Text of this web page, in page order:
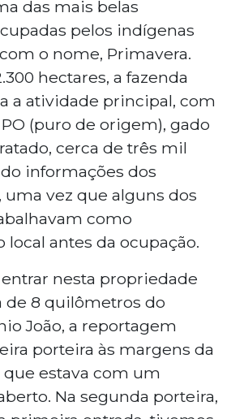
das mais belas
pelos indígenas
o nome, Primavera.
hectares, a fazenda
a atividade principal, com
(puro de origem), gado
cerca de três mil
informações dos
vez que alguns dos
como
antes da ocupação.
nesta propriedade
de 8 quilômetros do
João, a reportagem
porteira às margens da
que estava com um
Na segunda porteira,